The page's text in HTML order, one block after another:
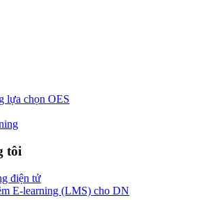
lựa chọn OES
tôi
điện tử
E-learning (LMS) cho DN